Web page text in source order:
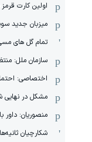
اولین کارت
میزبان جدید
تمام گل های
سازمان ملل:
اختصاصی:
مشکل در نهایی
منصوریان: داور
شکارچیان